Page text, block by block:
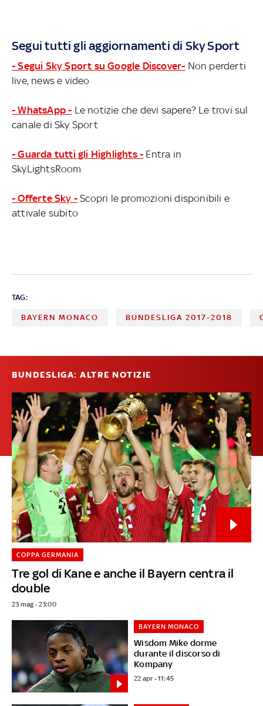
Segui tutti gli aggiornamenti di Sky Sport
- Segui Sky Sport su Google Discover- Non perderti
live, news e video
- WhatsApp - Le notizie che devi sapere? Le trovi sul
canale di Sky Sport
- Guarda tutti gli Highlights - Entra in
SkyLightsRoom
- Offerte Sky - Scopri le promozioni disponibili e
attivale subito
TAG:
BAYERN MONACO BUNDESLIGA 2017-2018
BUNDESLIGA: ALTRE NOTIZIE
Tre gol di Kane e anche il Bayern centra il
double
COPPA GERMANIA
23 mag - 23:00
Wisdom Mike dorme
durante il discorso di
Kompany
BAYERN MONACO
22 apr - 11:45